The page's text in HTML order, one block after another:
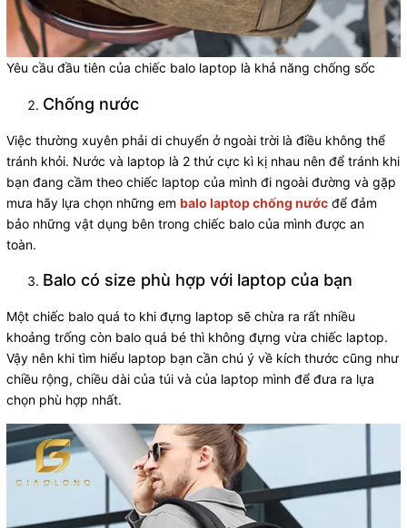
Yêu cầu đầu tiên của chiếc balo laptop là khả năng chống sốc
Chống nước
Việc thường xuyên phải di chuyển ở ngoài trời là điều không thể
tránh khỏi. Nước và laptop là 2 thứ cực kì kị nhau nên để tránh khi
bạn đang cầm theo chiếc laptop của mình đi ngoài đường và gặp
mưa hãy lựa chọn những em balo laptop chống nước để đảm
bảo những vật dụng bên trong chiếc balo của mình được an
toàn.
Balo có size phù hợp với laptop của bạn
Một chiếc balo quá to khi đựng laptop sẽ chừa ra rất nhiều
khoảng trống còn balo quá bé thì không đựng vừa chiếc laptop.
Vậy nên khi tìm hiểu laptop bạn cần chú ý về kích thước cũng như
chiều rộng, chiều dài của túi và của laptop mình để đưa ra lựa
chọn phù hợp nhất.